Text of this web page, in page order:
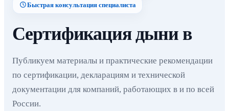
Быстрая консультация специалиста
Сертификация дыни в
Публикуем материалы и практические рекомендации
по сертификации, декларациям и технической
документации для компаний, работающих в и по всей
России.